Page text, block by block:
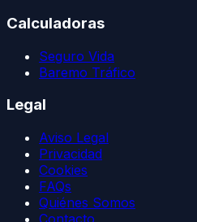
Calculadoras
Seguro Vida
Baremo Tráfico
Legal
Aviso Legal
Privacidad
Cookies
FAQs
Quiénes Somos